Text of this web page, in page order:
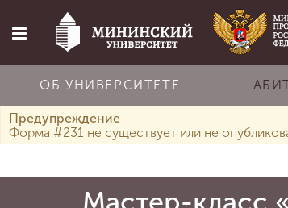
Главная
ОБ УНИВЕРСИТЕТЕ
Предупреждение
Форма #231 не существует или не